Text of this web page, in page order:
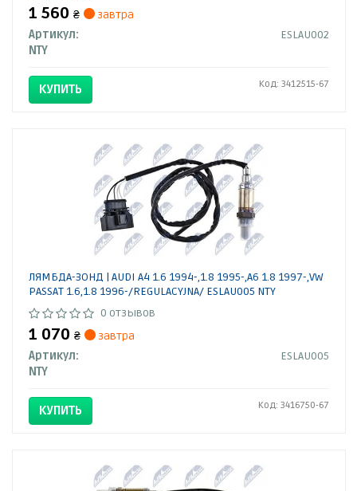
1 560 ₴
завтра
Артикул:
ESLAU002
NTY
КУПИТЬ Код: 3412515-67
ЛЯМБДА-ЗОНД | AUDI A4 1.6 1994-,1.8 1995-,A6 1.8 1997-,VW
PASSAT 1.6,1.8 1996-/REGULACYJNA/ ESLAU005 NTY
0 отзывов
1 070 ₴
завтра
Артикул:
ESLAU005
NTY
КУПИТЬ Код: 3416750-67